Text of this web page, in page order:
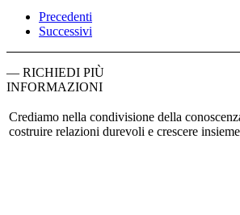
Precedenti
Successivi
— RICHIEDI PIÙ
INFORMAZIONI
Crediamo nella condivisione della
costruire relazioni durevoli e crescere